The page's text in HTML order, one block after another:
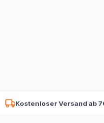
Kostenloser Versand ab